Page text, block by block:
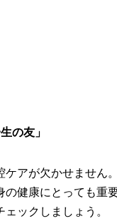
の友」
ケアが欠かせません
の健康にとっても重
ックしましょう。